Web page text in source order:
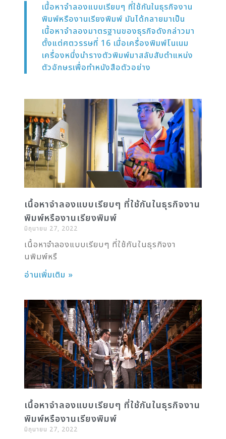
เนื้อหาจำลองแบบเรียบๆ ที่ใช้กันในธุรกิจงาน
พิมพ์หรืองานเรียงพิมพ์ มันได้กลายมาเป็น
เนื้อหาจำลองมาตรฐานของธุรกิจดังกล่าวมา
ตั้งแต่ศตวรรษที่ 16 เมื่อเครื่องพิมพ์โนเนม
เครื่องหนึ่งนำรางตัวพิมพ์มาสลับสับตำแหน่ง
ตัวอักษรเพื่อทำหนังสือตัวอย่าง
เนื้อหาจำลองแบบเรียบๆ ที่ใช้กันในธุรกิจงาน
พิมพ์หรืองานเรียงพิมพ์
มิถุนายน 27, 2022
เนื้อหาจำลองแบบเรียบๆ ที่ใช้กันในธุรกิจงา
นพิมพ์หรื
อ่านเพิ่มเติม »
เนื้อหาจำลองแบบเรียบๆ ที่ใช้กันในธุรกิจงาน
พิมพ์หรืองานเรียงพิมพ์
มิถุนายน 27, 2022